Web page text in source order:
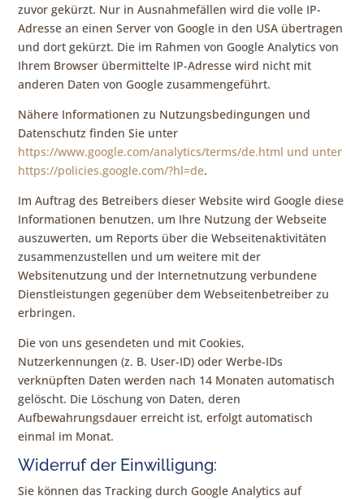
zuvor gekürzt. Nur in Ausnahmefällen wird die volle IP-
Adresse an einen Server von Google in den USA übertragen
und dort gekürzt. Die im Rahmen von Google Analytics von
Ihrem Browser übermittelte IP-Adresse wird nicht mit
anderen Daten von Google zusammengeführt.
Nähere Informationen zu Nutzungsbedingungen und
Datenschutz finden Sie unter
https://www.google.com/analytics/terms/de.html und unter
https://policies.google.com/?hl=de.
Im Auftrag des Betreibers dieser Website wird Google diese
Informationen benutzen, um Ihre Nutzung der Webseite
auszuwerten, um Reports über die Webseitenaktivitäten
zusammenzustellen und um weitere mit der
Websitenutzung und der Internetnutzung verbundene
Dienstleistungen gegenüber dem Webseitenbetreiber zu
erbringen.
Die von uns gesendeten und mit Cookies,
Nutzerkennungen (z. B. User-ID) oder Werbe-IDs
verknüpften Daten werden nach 14 Monaten automatisch
gelöscht. Die Löschung von Daten, deren
Aufbewahrungsdauer erreicht ist, erfolgt automatisch
einmal im Monat.
Widerruf der Einwilligung:
Sie können das Tracking durch Google Analytics auf